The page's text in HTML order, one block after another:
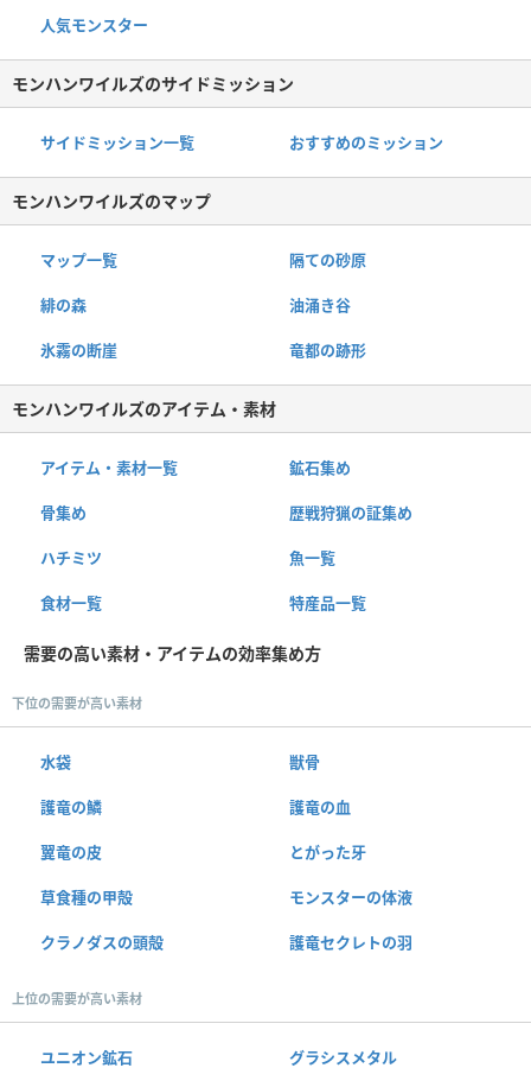
人気モンスター
モンハンワイルズのサイドミッション
サイドミッション一覧 おすすめのミッション
モンハンワイルズのマップ
マップ一覧 隔ての砂原
緋の森 油涌き谷
氷霧の断崖 竜都の跡形
モンハンワイルズのアイテム・素材
アイテム・素材一覧 鉱石集め
骨集め 歴戦狩猟の証集め
ハチミツ 魚一覧
食材一覧 特産品一覧
需要の高い素材・アイテムの効率集め方
下位の需要が高い素材
水袋 獣骨
護竜の鱗 護竜の血
翼竜の皮 とがった牙
草食種の甲殻 モンスターの体液
クラノダスの頭殻 護竜セクレトの羽
上位の需要が高い素材
ユニオン鉱石 グラシスメタル